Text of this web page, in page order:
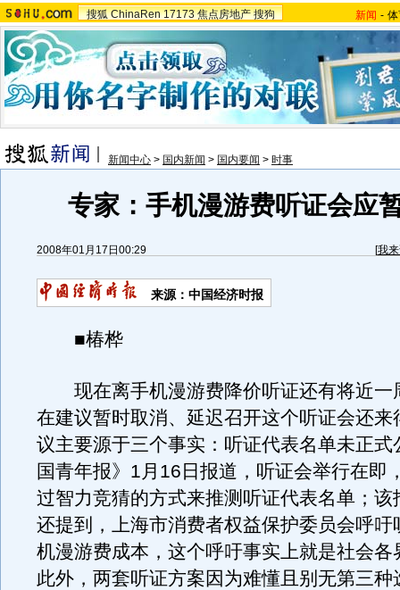
搜狐 ChinaRen 17173 焦点房地产 搜狗 新闻 -
新闻中心 > 国内新闻 > 国内要闻 > 时事
专家：手机漫游费听证会应
2008年01月17日00:29 [我
来源：中国经济时报
■椿桦
现在离手机漫游费降价听证还有将近一
在建议暂时取消、延迟召开这个听证会还来
议主要源于三个事实：听证代表名单未正式
国青年报》1月16日报道，听证会举行在即
过智力竞猜的方式来推测听证代表名单；该
还提到，上海市消费者权益保护委员会呼吁
机漫游费成本，这个呼吁事实上就是社会各
此外，两套听证方案因为难懂且别无第三种